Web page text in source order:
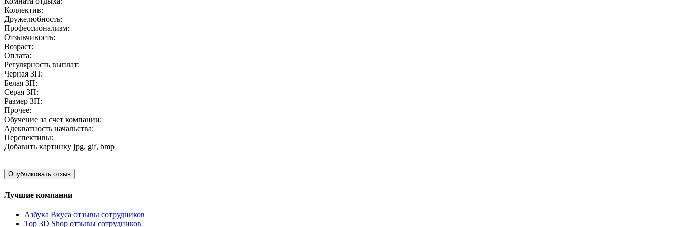
Коллектив:
Дружелюбность:
Профессионализм:
Отзывчивость:
Возраст:
Оплата:
Регулярность выплат:
Черная ЗП:
Белая ЗП:
Серая ЗП:
Размер ЗП:
Прочее:
Обучение за счет компании:
Адекватность начальства:
Перспективы:
Добавить картинку jpg, gif, bmp
Лучшие компании
Азбука Вкуса отзывы сотрудников
Top 3D Shop отзывы сотрудников